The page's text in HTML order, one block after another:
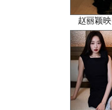
赵丽颖